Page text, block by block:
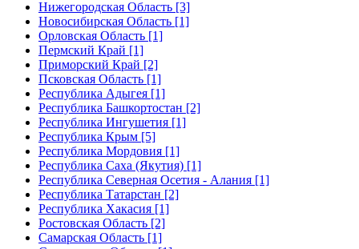
Нижегородская Область [3]
Новосибирская Область [1]
Орловская Область [1]
Пермский Край [1]
Приморский Край [2]
Псковская Область [1]
Республика Адыгея [1]
Республика Башкортостан [2]
Республика Ингушетия [1]
Республика Крым [5]
Республика Мордовия [1]
Республика Саха (Якутия) [1]
Республика Северная Осетия - Алания [1]
Республика Татарстан [2]
Республика Хакасия [1]
Ростовская Область [2]
Самарская Область [1]